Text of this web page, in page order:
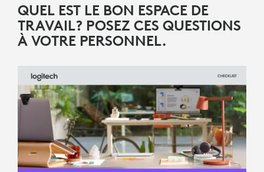
QUEL EST LE BON ESPACE DE
TRAVAIL? POSEZ CES QUESTIONS
À VOTRE PERSONNEL.